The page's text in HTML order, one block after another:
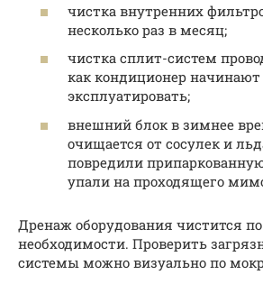
чистка внутренних
несколько раз в месяц;
чистка сплит-систем
как кондиционер начинают
эксплуатировать;
внешний блок в зимнее
очищается от сосулек и
повредили
упали на проходящего
Дренаж оборудования чистится
необходимости. Проверить
системы можно визуально по